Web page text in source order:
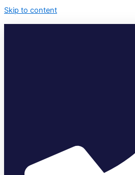
Skip to content